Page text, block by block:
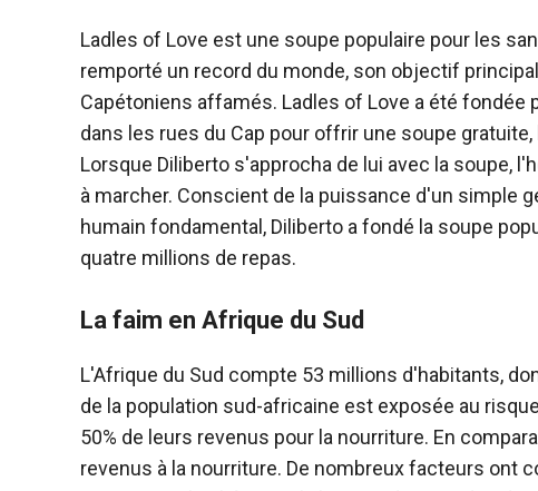
Ladles of Love est une soupe populaire pour les
remporté un record du monde, son objectif
Capétoniens affamés. Ladles of Love a été fondée
dans les rues du Cap pour offrir une soupe
Lorsque Diliberto s'approcha de lui avec la soupe,
à marcher. Conscient de la puissance d'un simple
humain fondamental, Diliberto a fondé la soupe
quatre millions de repas.
La faim en Afrique du Sud
L'Afrique du Sud compte 53 millions d'habitants,
de la population sud-africaine est exposée au
50% de leurs revenus pour la nourriture. En
revenus à la nourriture. De nombreux facteurs ont